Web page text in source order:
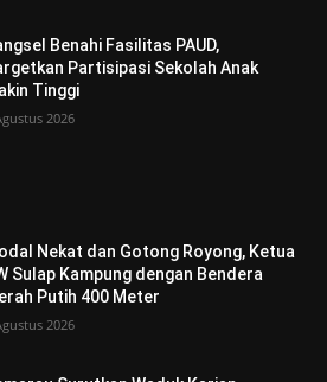
Benahi Fasilitas PAUD,
Partisipasi Sekolah Anak
Tinggi
2026
Nekat dan Gotong Royong, Ketua
Sulap Kampung dengan Bendera
Putih 400 Meter
2026